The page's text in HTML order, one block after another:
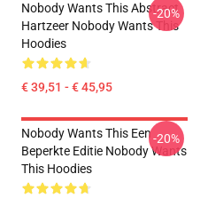
Nobody Wants This Abstract
Hartzeer Nobody Wants This
Hoodies
€ 39,51 - € 45,95
-20%
Nobody Wants This Een
Beperkte Editie Nobody Wants
This Hoodies
-20%